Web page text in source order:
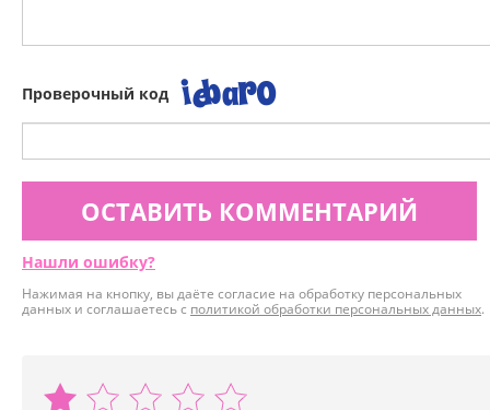
Проверочный код
ОСТАВИТЬ КОММЕНТАРИЙ
Нашли ошибку?
Нажимая на кнопку, вы даёте согласие на обработку персональных
данных и соглашаетесь с политикой обработки персональных данных.